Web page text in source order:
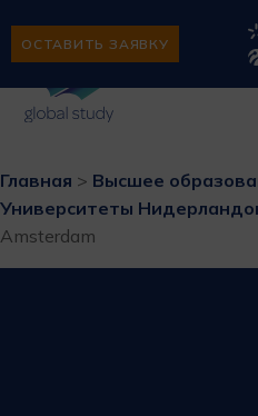
ОСТАВИТЬ ЗАЯВКУ
Главная > Высшее
Университеты
Amsterdam